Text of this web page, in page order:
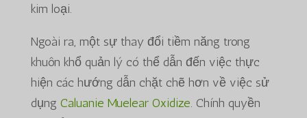
kim loại.
Ngoài ra, một sự thay đổi tiềm năng trong
khuôn khổ quản lý có thể dẫn đến việc thực
hiện các hướng dẫn chặt chẽ hơn về việc sử
dụng Caluanie Muelear Oxidize. Chính quyền